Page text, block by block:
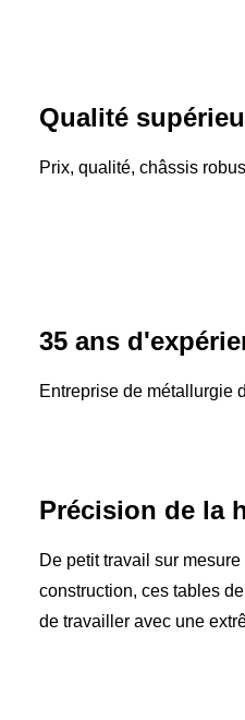
Qualité
Prix, qualité, châssis
35 ans
Entreprise de métallurgie
Précision de la
De petit travail sur
construction, ces tables
de travailler avec une